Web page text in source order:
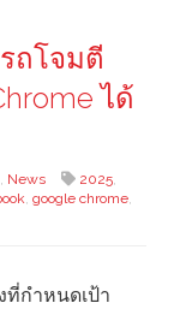
ถโจมตี
ได้
, News 2025,
, google chrome,
ที่กำหนดเป้า